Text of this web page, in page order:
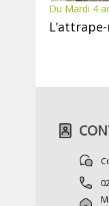
Du Mardi 4